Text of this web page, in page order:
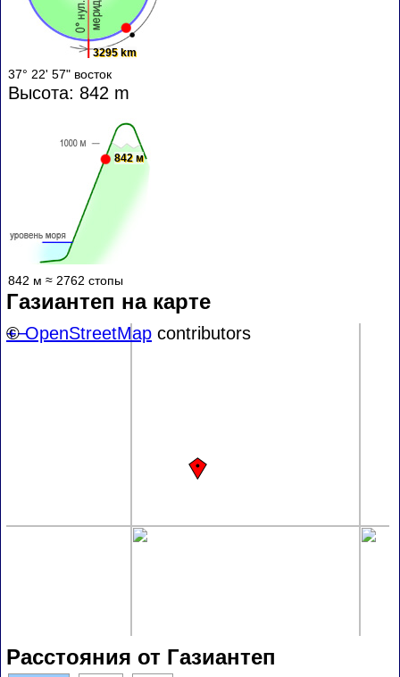
3295 km
37° 22' 57" восток
Высота: 842 m
842 м
842 м ≈ 2762 стопы
Газиантеп на карте
+−
©OpenStreetMap contributors
Расстояния от Газиантеп